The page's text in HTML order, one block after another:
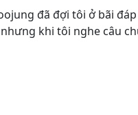
đã đợi tôi ở bãi
khi tôi nghe câu